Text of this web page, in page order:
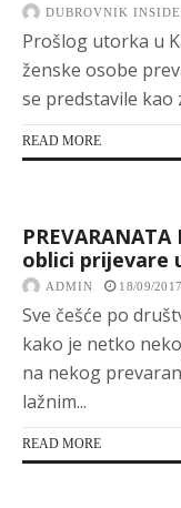
DUBROVNIK
Prošlog utorka u
ženske osobe
se predstavile kao
READ MORE
oblici prijevare
ADMIN 18/09/2017
Sve češće po
kako je netko
na nekog
lažnim...
READ MORE